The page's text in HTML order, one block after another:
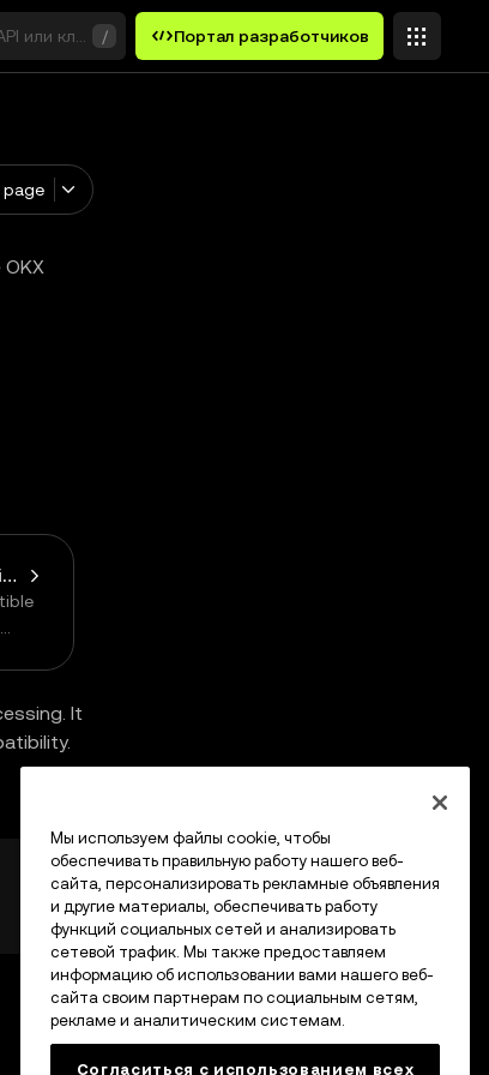
или ключевые слова
/ Портал разработчиков
page
Connect Browser Extension Wallet
It
Мы используем файлы cookie, чтобы
обеспечивать правильную работу нашего веб-
сайта, персонализировать рекламные объявления
и другие материалы, обеспечивать работу
функций социальных сетей и анализировать
сетевой трафик. Мы также предоставляем
информацию об использовании вами нашего веб-
сайта своим партнерам по социальным сетям,
рекламе и аналитическим системам.
Согласиться с использованием всех